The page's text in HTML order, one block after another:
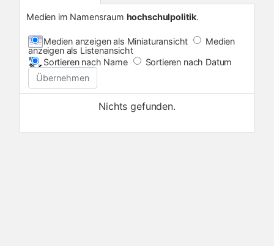
Medien im Namensraum hochschulpolitik.
Medien anzeigen als Miniaturansicht
Medien
anzeigen als Listenansicht
Sortieren nach Name
Sortieren nach Datum
Übernehmen
Nichts gefunden.